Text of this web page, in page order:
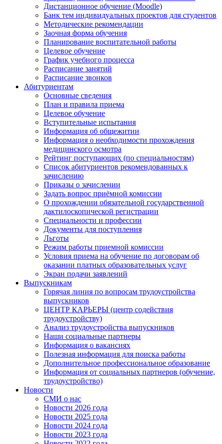
Дистанционное обучение (Moodle)
Банк тем индивидуальных проектов для студентов
Методические рекомендации
Заочная форма обучения
Планирование воспитательной работы
Целевое обучение
График учебного процесса
Расписание занятий
Расписание звонков
Абитуриентам
Основные сведения
План и правила приема
Целевое обучение
Вступительные испытания
Информация об общежитии
Информация о необходимости прохождения
медицинского осмотра
Рейтинг поступающих (по специальностям)
Список абитуриентов рекомендованных к
зачислению
Приказы о зачислении
Задать вопрос приёмной комиссии
О прохождении обязательной государственной
дактилоскопической регистрации
Специальности и профессии
Документы для поступления
Льготы
Режим работы приемной комиссии
Условия приема на обучение по договорам об
оказании платных образовательных услуг
Экран подачи заявлений
Выпускникам
Горячая линия по вопросам трудоустройства
выпускников
ЦЕНТР КАРЬЕРЫ (центр содействия
трудоустройству)
Анализ трудоустройства выпускников
Наши социальные партнеры
Информация о вакансиях
Полезная информация для поиска работы
Дополнительное профессиональное образование
Информация от социальных партнеров (обучение,
трудоустройство)
Новости
СМИ о нас
Новости 2026 года
Новости 2025 года
Новости 2024 года
Новости 2023 года